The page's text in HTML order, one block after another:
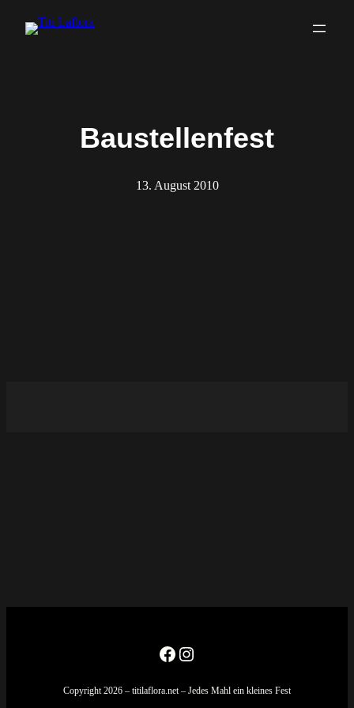
Inhalt
Baustellenfest
13. August 2010
Facebook
Instagram
Copyright 2026 – titilaflora.net – Jedes Mahl ein kleines Fest